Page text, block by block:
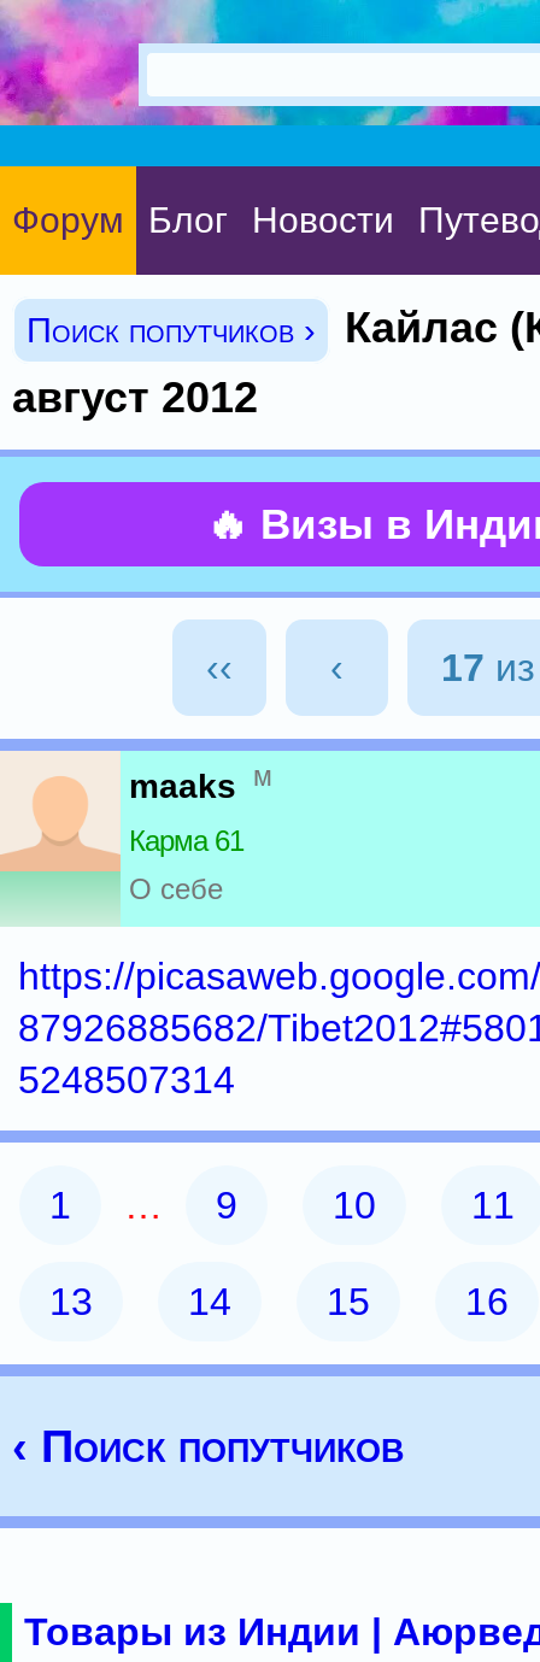
Форум Блог Новости
Поиск попутчиков ›
Кайлас
август 2012
🔥 Визы в
‹‹ ‹ 17
maaks м
Карма 61
О себе
https://
87926885682/
5248507314
1 … 9 10 11
13 14 15 16
‹ Поиск попутчиков
Товары из Индии |